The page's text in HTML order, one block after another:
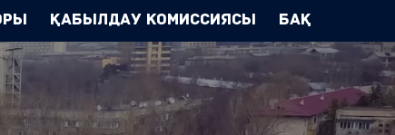
Қабылдау комиссиясы БАҚ